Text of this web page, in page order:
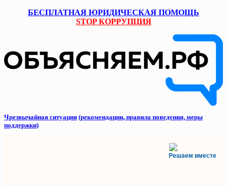
БЕСПЛАТНАЯ ЮРИДИЧЕСКАЯ ПОМОЩЬ
STOP КОРРУПЦИЯ
Чрезвычайная ситуация (рекомендации, правила поведения, меры
поддержки)
Решаем вместе